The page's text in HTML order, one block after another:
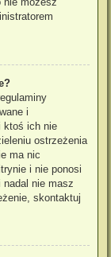
i
ktoś ich nie
ostrzeżenia
ma nic
i nie ponosi
nie masz
skontaktuj